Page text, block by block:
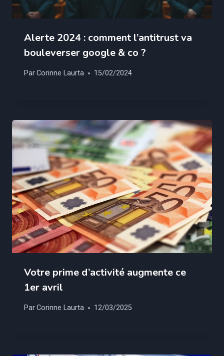
Alerte 2024 : comment l’antitrust va
bouleverser google & co ?
ParCorinne Laurta 15/02/2024
Votre prime d’activité augmente ce
1er avril
ParCorinne Laurta 12/03/2025